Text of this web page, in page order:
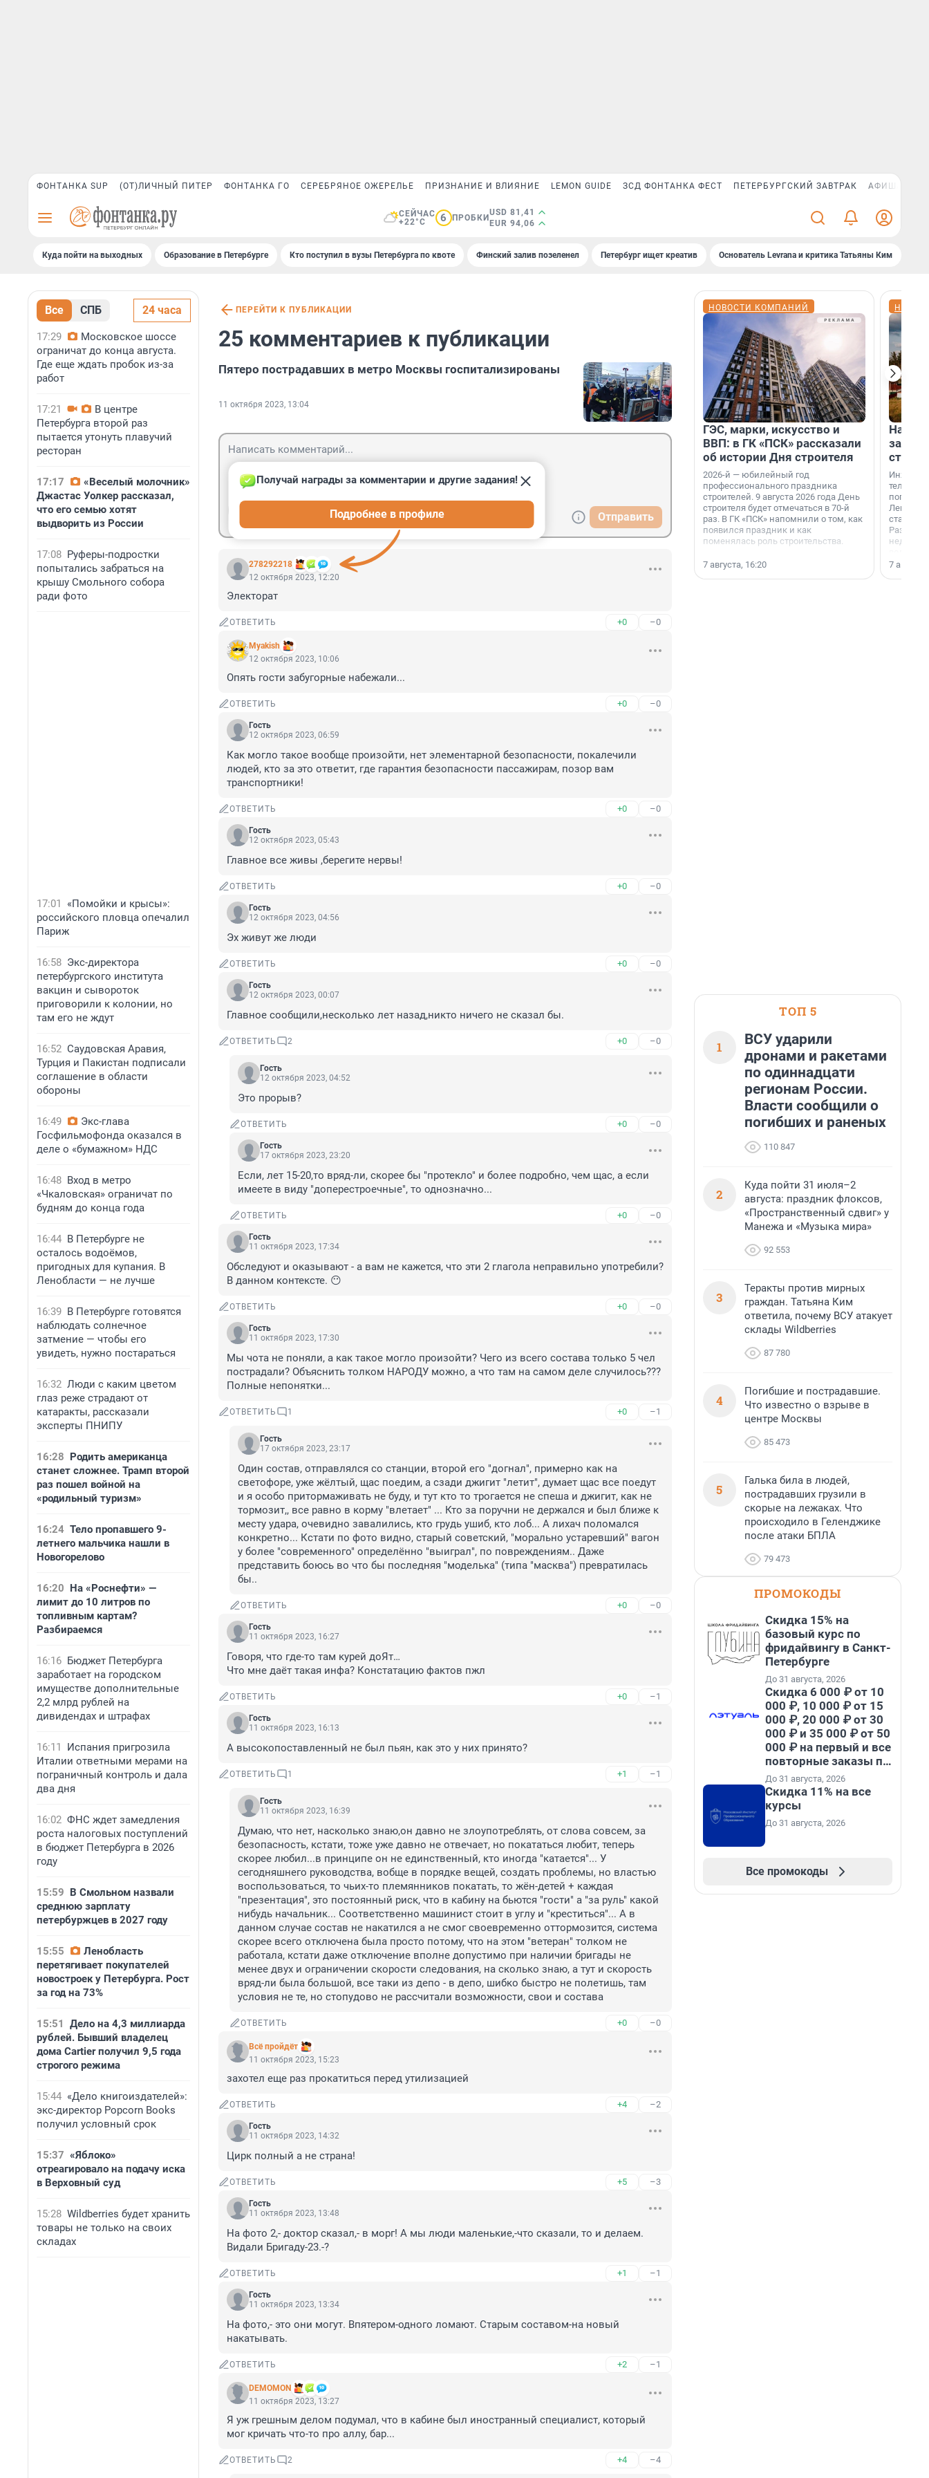
ФОНТАНКА SUP (ОТ)ЛИЧНЫЙ ПИТЕР ФОНТАНКА ГО СЕРЕБРЯНОЕ ОЖЕРЕЛЬЕ ПРИЗНАНИЕ И ВЛИЯНИЕ LEMON GUIDE ЗСД ФОНТАНКА ФЕСТ ПЕТЕРБУРГСКИЙ ЗАВТРАК АФИША PLUS
СЕЙЧАС
+22°C
6 ПРОБКИ
USD 81,41
EUR 94,06
Куда пойти на выходных Образование в Петербурге Кто поступил в вузы Петербурга по квоте Финский залив позеленел Петербург ищет креатив Основатель Levrana и критика Татьяны Ким
Все СПБ 24 часа
17:29
Московское шоссе
ограничат до конца августа.
Где еще ждать пробок из-за
работ
17:21
В центре
Петербурга второй раз
пытается утонуть плавучий
ресторан
17:17
«Веселый молочник»
Джастас Уолкер рассказал,
что его семью хотят
выдворить из России
17:08 Руферы-подростки
попытались забраться на
крышу Смольного собора
ради фото
17:01
«Помойки и крысы»:
российского пловца опечалил
Париж
16:58 Экс-директора
петербургского института
вакцин и сывороток
приговорили к колонии, но
там его не ждут
16:52 Саудовская Аравия,
Турция и Пакистан подписали
соглашение в области
обороны
16:49
Экс-глава
Госфильмофонда оказался в
деле о «бумажном» НДС
16:48 Вход в метро
«Чкаловская» ограничат по
будням до конца года
16:44 В Петербурге не
осталось водоёмов,
пригодных для купания. В
Ленобласти — не лучше
16:39 В Петербурге готовятся
наблюдать солнечное
затмение — чтобы его
увидеть, нужно постараться
16:32 Люди с каким цветом
глаз реже страдают от
катаракты, рассказали
эксперты ПНИПУ
16:28 Родить американца
станет сложнее. Трамп второй
раз пошел войной на
«родильный туризм»
16:24 Тело пропавшего 9-
летнего мальчика нашли в
Новогорелово
16:20 На «Роснефти» —
лимит до 10 литров по
топливным картам?
Разбираемся
16:16 Бюджет Петербурга
заработает на городском
имуществе дополнительные
2,2 млрд рублей на
дивидендах и штрафах
16:11
Испания пригрозила
Италии ответными мерами на
пограничный контроль и дала
два дня
16:02 ФНС ждет замедления
роста налоговых поступлений
в бюджет Петербурга в 2026
году
15:59 В Смольном назвали
среднюю зарплату
петербуржцев в 2027 году
15:55
Ленобласть
перетягивает покупателей
новостроек у Петербурга. Рост
за год на 73%
15:51
Дело на 4,3 миллиарда
рублей. Бывший владелец
дома Cartier получил 9,5 года
строгого режима
15:44 «Дело книгоиздателей»:
экс-директор Popcorn Books
получил условный срок
15:37 «Яблоко»
отреагировало на подачу иска
в Верховный суд
15:28 Wildberries будет хранить
товары не только на своих
складах
ПЕРЕЙТИ К ПУБЛИКАЦИИ
25 комментариев к публикации
Пятеро пострадавших в метро Москвы госпитализированы
11 октября 2023, 13:04
Отправить
278292218
Получай награды за комментарии и другие задания!
Подробнее в профиле
12 октября 2023, 12:20
Электорат
ОТВЕТИТЬ +0 –0
Myakish
12 октября 2023, 10:06
Опять гости забугорные набежали...
ОТВЕТИТЬ +0 –0
Гость
12 октября 2023, 06:59
Как могло такое вообще произойти, нет элементарной безопасности, покалечили
людей, кто за это ответит, где гарантия безопасности пассажирам, позор вам
транспортники!
ОТВЕТИТЬ +0 –0
Гость
12 октября 2023, 05:43
Главное все живы ,берегите нервы!
ОТВЕТИТЬ +0 –0
Гость
12 октября 2023, 04:56
Эх живут же люди
ОТВЕТИТЬ +0 –0
Гость
12 октября 2023, 00:07
Главное сообщили,несколько лет назад,никто ничего не сказал бы.
ОТВЕТИТЬ 2 +0 –0
Гость
12 октября 2023, 04:52
Это прорыв?
ОТВЕТИТЬ +0 –0
Гость
17 октября 2023, 23:20
Если, лет 15-20,то вряд-ли, скорее бы "протекло" и более подробно, чем щас, а если
имеете в виду "доперестроечные", то однозначно...
ОТВЕТИТЬ +0 –0
Гость
11 октября 2023, 17:34
Обследуют и оказывают - а вам не кажется, что эти 2 глагола неправильно употребили?
В данном контексте. 😶
ОТВЕТИТЬ +0 –0
Гость
11 октября 2023, 17:30
Мы чота не поняли, а как такое могло произойти? Чего из всего состава только 5 чел
пострадали? Объяснить толком НАРОДУ можно, а что там на самом деле случилось???
Полные непонятки...
ОТВЕТИТЬ 1 +0 –1
Гость
17 октября 2023, 23:17
Один состав, отправлялся со станции, второй его "догнал", примерно как на
светофоре, уже жёлтый, щас поедим, а сзади джигит "летит", думает щас все поедут
и я особо притормаживать не буду, и тут кто то трогается не спеша и джигит, как не
тормозит,, все равно в корму "влетает" ... Кто за поручни не держался и был ближе к
месту удара, очевидно завалились, кто грудь ушиб, кто лоб... А лихач поломался
конкретно... Кстати по фото видно, старый советский, "морально устаревший" вагон
у более "современного" определённо "выиграл", по повреждениям.. Даже
представить боюсь во что бы последняя "моделька" (типа "масква") превратилась
бы..
ОТВЕТИТЬ +0 –0
Гость
11 октября 2023, 16:27
Говоря, что где-то там курей доЯт…
Что мне даёт такая инфа? Констатацию фактов пжл
ОТВЕТИТЬ +0 –1
Гость
11 октября 2023, 16:13
А высокопоставленный не был пьян, как это у них принято?
ОТВЕТИТЬ 1 +1 –1
Гость
11 октября 2023, 16:39
Думаю, что нет, насколько знаю,он давно не злоупотреблять, от слова совсем, за
безопасность, кстати, тоже уже давно не отвечает, но покататься любит, теперь
скорее любил...в принципе он не единственный, кто иногда "катается"... У
сегодняшнего руководства, вобще в порядке вещей, создать проблемы, но властью
воспользоваться, то чьих-то племянников покатать, то жён-детей + каждая
"презентация", это постоянный риск, что в кабину на бьются "гости" а "за руль" какой
нибудь начальник... Соответственно машинист стоит в углу и "креститься"... А в
данном случае состав не накатился а не смог своевременно оттормозится, система
скорее всего отключена была просто потому, что на этом "ветеран" толком не
работала, кстати даже отключение вполне допустимо при наличии бригады не
менее двух и ограничении скорости следования, на сколько знаю, а тут и скорость
вряд-ли была большой, все таки из депо - в депо, шибко быстро не полетишь, там
условия не те, но стопудово не рассчитали возможности, свои и состава
ОТВЕТИТЬ +0 –0
Всё пройдёт
11 октября 2023, 15:23
захотел еще раз прокатиться перед утилизацией
ОТВЕТИТЬ +4 –2
Гость
11 октября 2023, 14:32
Цирк полный а не страна!
ОТВЕТИТЬ +5 –3
Гость
11 октября 2023, 13:48
На фото 2,- доктор сказал,- в морг! А мы люди маленькие,-что сказали, то и делаем.
Видали Бригаду-23.-?
ОТВЕТИТЬ +1 –1
Гость
11 октября 2023, 13:34
На фото,- это они могут. Впятером-одного ломают. Старым составом-на новый
накатывать.
ОТВЕТИТЬ +2 –1
DEMOMON
11 октября 2023, 13:27
Я уж грешным делом подумал, что в кабине был иностранный специалист, который
мог кричать что-то про аллу, бар...
ОТВЕТИТЬ 2 +4 –4
НОВОСТИ КОМПАНИЙ
ГЭС, марки, искусство и
ВВП: в ГК «ПСК» рассказали
об истории Дня строителя
2026-й — юбилейный год
профессионального праздника
строителей. 9 августа 2026 года День
строителя будет отмечаться в 70-й
раз. В ГК «ПСК» напомнили о том, как
появился праздник и как
поменялась роль строительства.
7 августа, 16:20
На
станции
7
ТОП 5
1
ВСУ ударили
дронами и ракетами
по одиннадцати
регионам России.
Власти сообщили о
погибших и раненых
110 847
2
Куда пойти 31 июля–2
августа: праздник флоксов,
«Пространственный сдвиг» у
Манежа и «Музыка мира»
92 553
3
Теракты против мирных
граждан. Татьяна Ким
ответила, почему ВСУ атакует
склады Wildberries
87 780
4
Погибшие и пострадавшие.
Что известно о взрыве в
центре Москвы
85 473
5
Галька била в людей,
пострадавших грузили в
скорые на лежаках. Что
происходило в Геленджике
после атаки БПЛА
79 473
ПРОМОКОДЫ
Скидка 15% на
базовый курс по
фридайвингу в Санкт-
Петербурге
До 31 августа, 2026
Скидка 6 000 ₽ от 10
000 ₽, 10 000 ₽ от 15
000 ₽, 20 000 ₽ от 30
000 ₽ и 35 000 ₽ от 50
000 ₽ на первый и все
повторные заказы по
промокоду НАБЕРИ
До 31 августа, 2026
Скидка 11% на все
курсы
До 31 августа, 2026
Все промокоды